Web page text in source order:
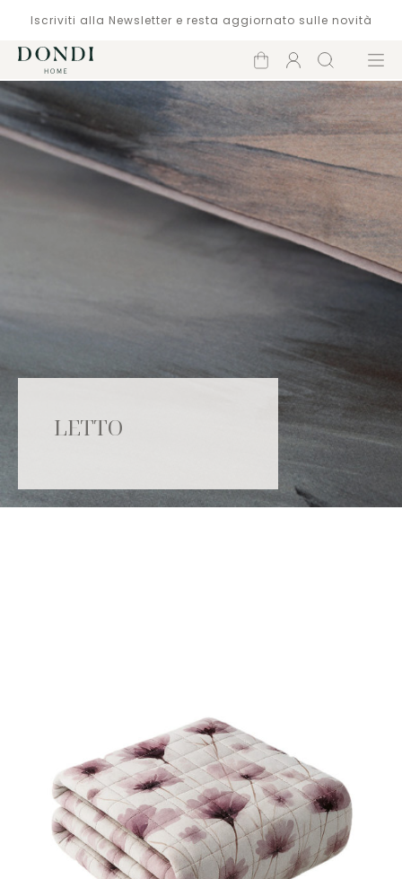
Iscriviti alla Newsletter e resta aggiornato sulle novità
Carrello
Account
Cerca Menù
LETTO
Catalogo